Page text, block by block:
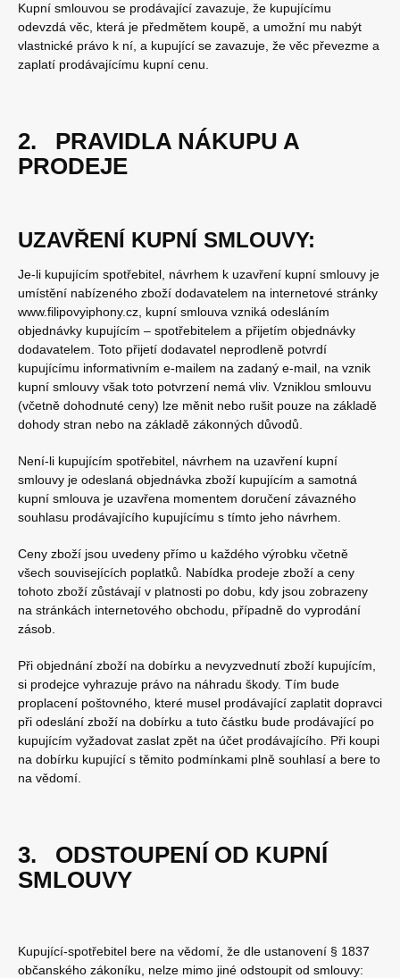
Kupní smlouvou se prodávající zavazuje, že kupujícímu
odevzdá věc, která je předmětem koupě, a umožní mu nabýt
vlastnické právo k ní, a kupující se zavazuje, že věc převezme a
zaplatí prodávajícímu kupní cenu.
2. PRAVIDLA NÁKUPU A
PRODEJE
UZAVŘENÍ KUPNÍ SMLOUVY:
Je-li kupujícím spotřebitel, návrhem k uzavření kupní smlouvy je
umístění nabízeného zboží dodavatelem na internetové stránky
www.filipovyiphony.cz, kupní smlouva vzniká odesláním
objednávky kupujícím – spotřebitelem a přijetím objednávky
dodavatelem. Toto přijetí dodavatel neprodleně potvrdí
kupujícímu informativním e-mailem na zadaný e-mail, na vznik
kupní smlouvy však toto potvrzení nemá vliv. Vzniklou smlouvu
(včetně dohodnuté ceny) lze měnit nebo rušit pouze na základě
dohody stran nebo na základě zákonných důvodů.
Není-li kupujícím spotřebitel, návrhem na uzavření kupní
smlouvy je odeslaná objednávka zboží kupujícím a samotná
kupní smlouva je uzavřena momentem doručení závazného
souhlasu prodávajícího kupujícímu s tímto jeho návrhem.
Ceny zboží jsou uvedeny přímo u každého výrobku včetně
všech souvisejících poplatků. Nabídka prodeje zboží a ceny
tohoto zboží zůstávají v platnosti po dobu, kdy jsou zobrazeny
na stránkách internetového obchodu, případně do vyprodání
zásob.
Při objednání zboží na dobírku a nevyzvednutí zboží kupujícím,
si prodejce vyhrazuje právo na náhradu škody. Tím bude
proplacení poštovného, které musel prodávající zaplatit dopravci
při odeslání zboží na dobírku a tuto částku bude prodávající po
kupujícím vyžadovat zaslat zpět na účet prodávajícího. Při koupi
na dobírku kupující s těmito podmínkami plně souhlasí a bere to
na vědomí.
3. ODSTOUPENÍ OD KUPNÍ
SMLOUVY
Kupující-spotřebitel bere na vědomí, že dle ustanovení § 1837
občanského zákoníku, nelze mimo jiné odstoupit od smlouvy: